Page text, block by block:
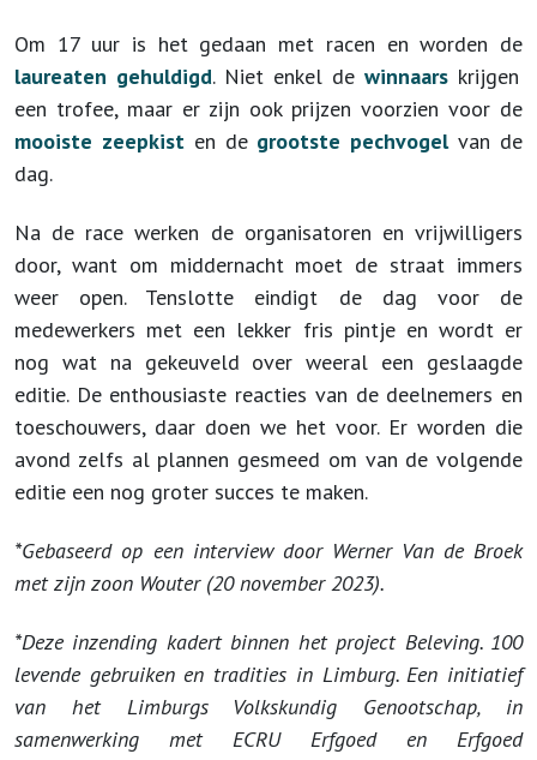
Om 17 uur is het gedaan met racen en worden de
laureaten gehuldigd. Niet enkel de winnaars krijgen
een trofee, maar er zijn ook prijzen voorzien voor de
mooiste zeepkisten de grootste pechvogelvan de
dag.
Na de race werken de organisatoren en vrijwilligers
door, want om middernacht moet de straat immers
weer open. Tenslotte eindigt de dag voor de
medewerkers met een lekker fris pintje en wordt er
nog wat na gekeuveld over weeral een geslaagde
editie. De enthousiaste reacties van de deelnemers en
toeschouwers, daar doen we het voor. Er worden die
avond zelfs al plannen gesmeed om van de volgende
editie een nog groter succes te maken.
*Gebaseerd op een interview door Werner Van de Broek
met zijn zoon Wouter (20 november 2023).
*Deze inzending kadert binnen het project Beleving. 100
levende gebruiken en tradities in Limburg. Een initiatief
van het Limburgs Volkskundig Genootschap, in
samenwerking met ECRU Erfgoed en Erfgoed